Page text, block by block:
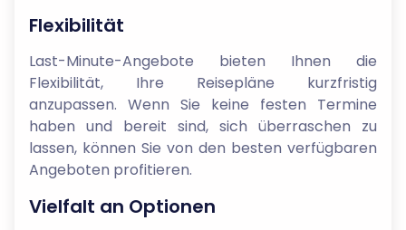
Flexibilität
Last-Minute-Angebote bieten Ihnen die
Flexibilität, Ihre Reisepläne kurzfristig
anzupassen. Wenn Sie keine festen Termine
haben und bereit sind, sich überraschen zu
lassen, können Sie von den besten verfügbaren
Angeboten profitieren.
Vielfalt an Optionen